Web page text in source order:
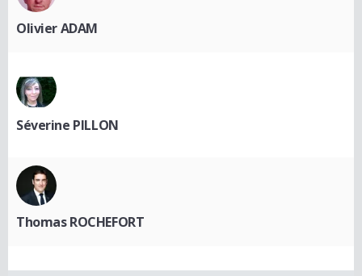
Olivier ADAM
Séverine PILLON
Thomas ROCHEFORT